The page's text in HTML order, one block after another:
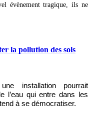
évènement tragique, ils ne
la pollution des sols
installation pourrait
l’eau qui entre dans les
à se démocratiser.